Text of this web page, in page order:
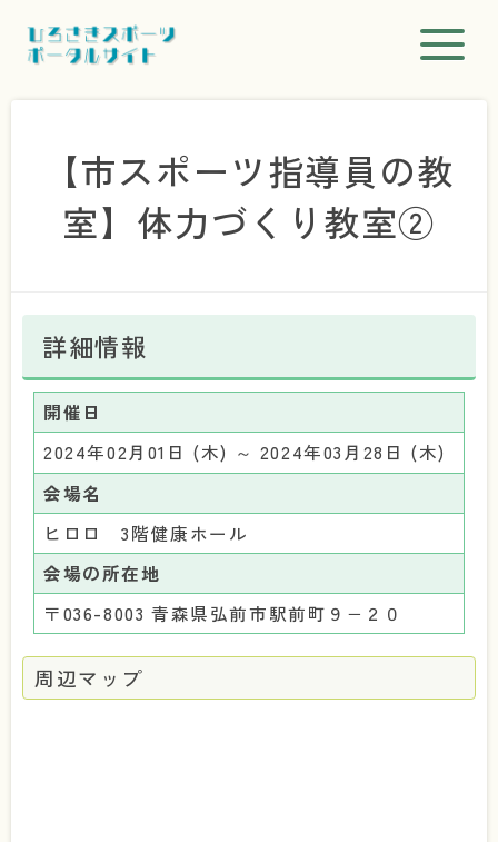
【市スポーツ指導員の教
室】体力づくり教室②
詳細情報
開催日
2024年02月01日 (木) ～ 2024年03月28日 (木)
会場名
ヒロロ 3階健康ホール
会場の所在地
〒036-8003 青森県弘前市駅前町９−２０
周辺マップ